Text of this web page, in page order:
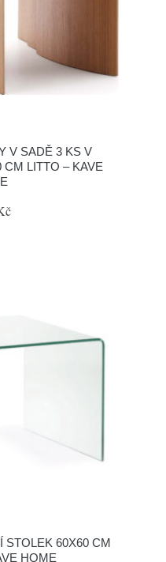
V SADĚ 3 KS V
LITTO – KAVE
STOLEK 60X60 CM
HOME